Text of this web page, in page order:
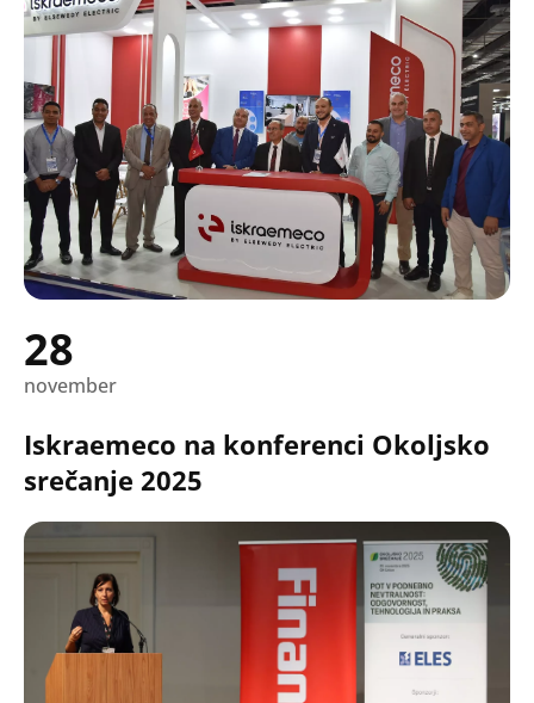
28
november
Iskraemeco na konferenci Okoljsko
srečanje 2025